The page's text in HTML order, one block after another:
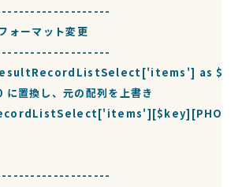
ォーマット変更
as
に置換し、元の配列を上書き